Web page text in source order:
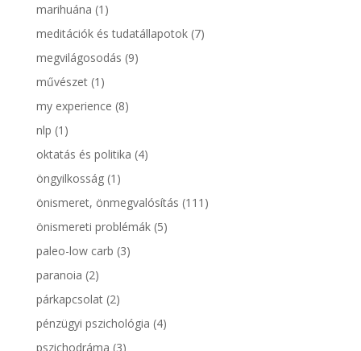
marihuána (1)
meditációk és tudatállapotok(7)
megvilágosodás (9)
művészet(1)
my experience (8)
nlp (1)
oktatás és politika (4)
öngyilkosság(1)
önismeret, önmegvalósítás (111)
önismereti problémák(5)
paleo-low carb (3)
paranoia (2)
párkapcsolat(2)
pénzügyi pszichológia (4)
pszichodráma (3)